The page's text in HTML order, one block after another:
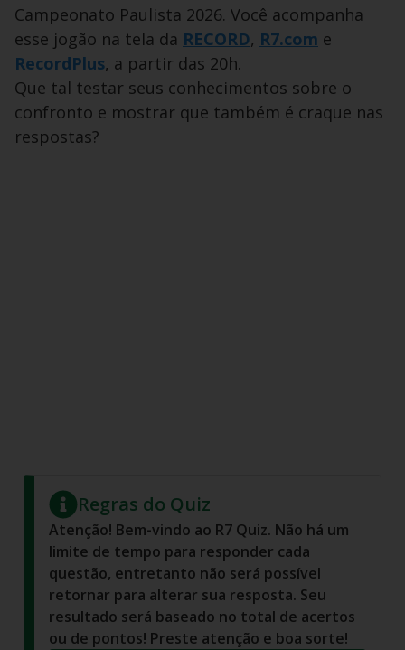
Campeonato Paulista 2026. Você acompanha
esse jogão na tela da RECORD, R7.com e
RecordPlus, a partir das 20h.
Que tal testar seus conhecimentos sobre o
confronto e mostrar que também é craque nas
respostas?
Regras do Quiz
Atenção! Bem-vindo ao R7 Quiz. Não há um
limite de tempo para responder cada
questão, entretanto não será possível
retornar para alterar sua resposta. Seu
resultado será baseado no total de acertos
ou de pontos! Preste atenção e boa sorte!